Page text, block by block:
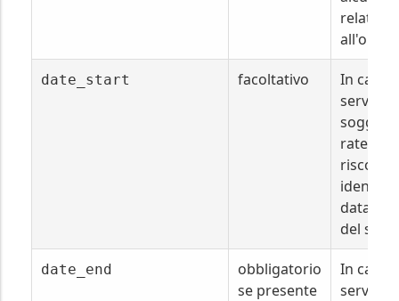
relative
date_start facoltativo
In caso
servizi
soggetti
ratei e
risconti,
data di
del
date_end
obbligatorio
se presente
In caso
servizi